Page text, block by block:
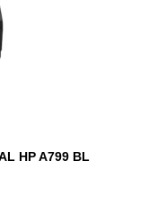
HP A799 BL